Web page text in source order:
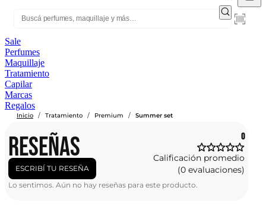
Sale
Perfumes
Maquillaje
Tratamiento
Capilar
Marcas
Regalos
Inicio / Tratamiento / Premium / Summer set
RESEÑAS
ESCRIBÍ TU RESEÑA
0
Calificación promedio
(0 evaluaciones)
Lo sentimos. Aún no hay reseñas para este producto.